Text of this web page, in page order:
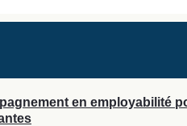
en employabilité